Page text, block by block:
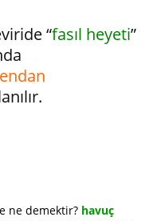
“fasıl heyeti”
ne demektir? havuç